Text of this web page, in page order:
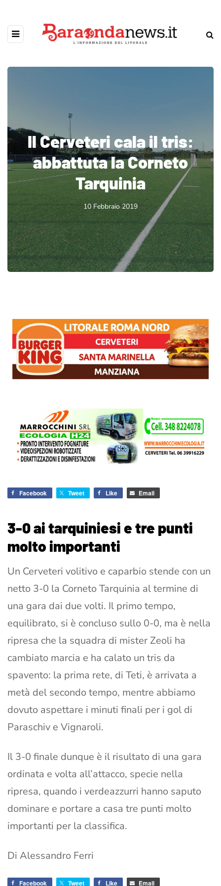
Il Cerveteri cala il tris:
abbattuta la Corneto
Tarquinia
10 Febbraio 2019
Facebook Tweet Like Email
3-0 ai tarquiniesi e tre punti
molto importanti
Un Cerveteri volitivo e caparbio stende con un
netto 3-0 la Corneto Tarquinia al termine di
una gara dai due volti. Il primo tempo,
equilibrato, si è concluso sullo 0-0, ma è nella
ripresa che la squadra di mister Zeoli ha
cambiato marcia e ha calato un tris da
spavento: la prima rete, di Teti, è arrivata a
metà del secondo tempo, mentre abbiamo
dovuto aspettare i minuti finali per i gol di
Paraschiv e Vignaroli.
Il 3-0 finale dunque è il risultato di una gara
ordinata e volta all’attacco, specie nella
ripresa, quando i verdeazzurri hanno saputo
dominare e portare a casa tre punti molto
importanti per la classifica.
Di Alessandro Ferri
Facebook Tweet Like Email